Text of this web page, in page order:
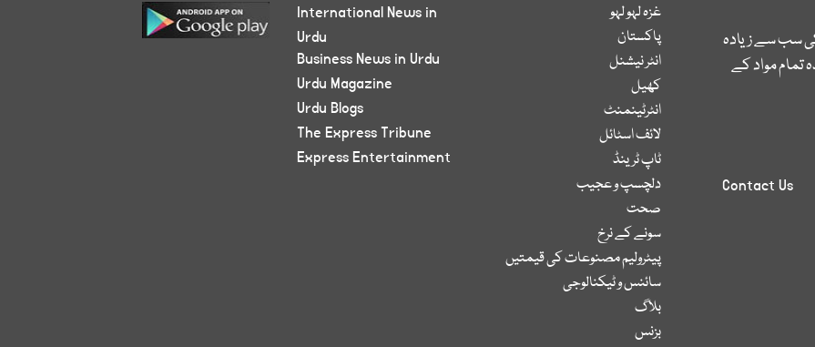
سب سے زیادہ
مواد کے
Contact Us
غزہ لہو لہو
پاکستان
انٹر نیشنل
کھیل
انٹرٹینمنٹ
لائف اسٹائل
ٹاپ ٹرینڈ
دلچسپ و عجیب
صحت
سونے کے نرخ
پیٹرولیم مصنوعات کی قیمتیں
سائنس و ٹیکنالوجی
بلاگ
بزنس
International News in
Urdu
Business News in Urdu
Urdu Magazine
Urdu Blogs
The Express Tribune
Express Entertainment